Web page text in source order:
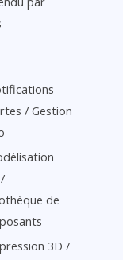
/ Gestion
de
3D /